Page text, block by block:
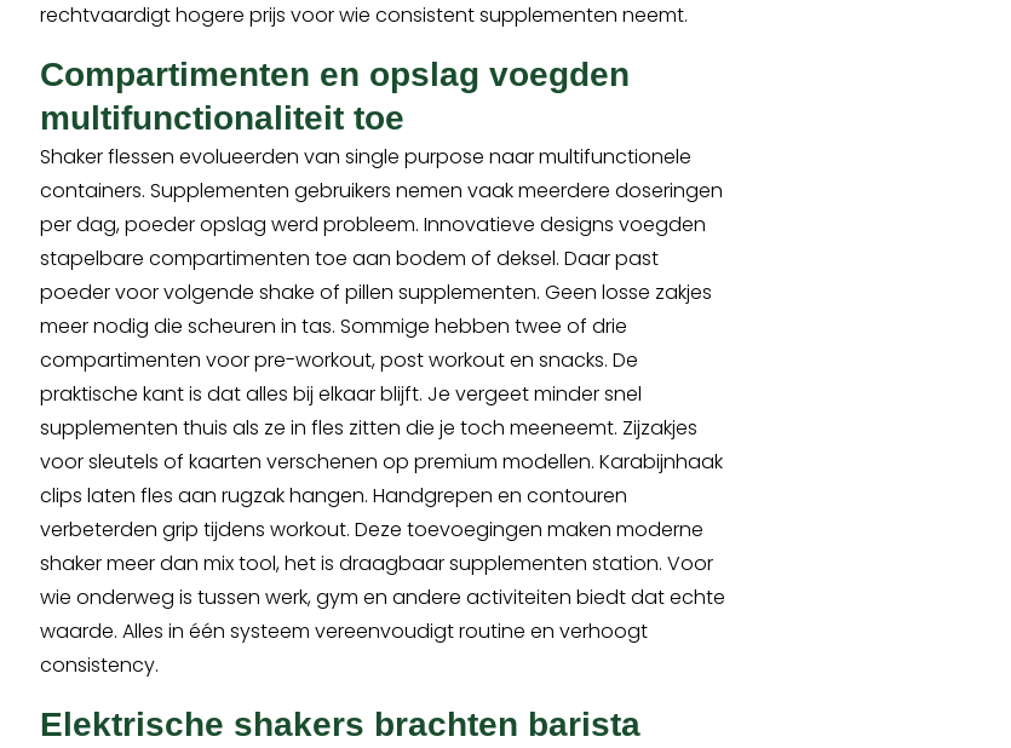
rechtvaardigt hogere prijs voor wie consistent supplementen neemt.
Compartimenten en opslag voegden
multifunctionaliteit toe
Shaker flessen evolueerden van single purpose naar multifunctionele
containers. Supplementen gebruikers nemen vaak meerdere doseringen
per dag, poeder opslag werd probleem. Innovatieve designs voegden
stapelbare compartimenten toe aan bodem of deksel. Daar past
poeder voor volgende shake of pillen supplementen. Geen losse zakjes
meer nodig die scheuren in tas. Sommige hebben twee of drie
compartimenten voor pre-workout, post workout en snacks. De
praktische kant is dat alles bij elkaar blijft. Je vergeet minder snel
supplementen thuis als ze in fles zitten die je toch meeneemt. Zijzakjes
voor sleutels of kaarten verschenen op premium modellen. Karabijnhaak
clips laten fles aan rugzak hangen. Handgrepen en contouren
verbeterden grip tijdens workout. Deze toevoegingen maken moderne
shaker meer dan mix tool, het is draagbaar supplementen station. Voor
wie onderweg is tussen werk, gym en andere activiteiten biedt dat echte
waarde. Alles in één systeem vereenvoudigt routine en verhoogt
consistency.
Elektrische shakers brachten barista